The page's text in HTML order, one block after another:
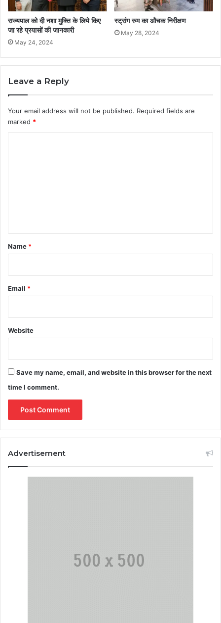
राज्यपाल को दी नशा मुक्ति के लिये किए
जा रहे प्रयासों की जानकारी
May 24, 2024
स्ट्रांग रुम का औचक निरीक्षण
May 28, 2024
Leave a Reply
Your email address will not be published. Required fields are
marked *
*
Name *
Email *
Website
Save my name, email, and website in this browser for the next
time I comment.
Advertisement